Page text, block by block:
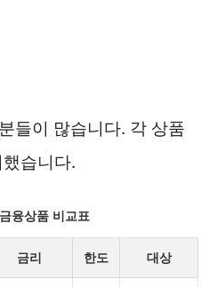
들이 많습니다. 각 상품
습니다.
융상품 비교표
금리 한도 대상